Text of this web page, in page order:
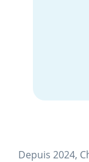
Depuis 2024,